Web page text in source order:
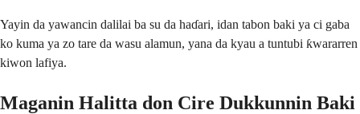
Yayin da yawancin dalilai ba su da haɗari, idan tabon baki ya ci gaba
ko kuma ya zo tare da wasu alamun, yana da kyau a tuntubi ƙwararren
kiwon lafiya.
Maganin Halitta don Cire Dukkunnin Baki